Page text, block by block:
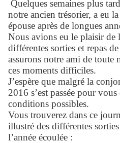
Quelques semaines plus
notre ancien trésorier, a eu
épouse après de longues
Nous avions eu le plaisir de
différentes sorties et repas
assurons notre ami de
ces moments difficiles.
J’espère que malgré la
2016 s’est passée pour
conditions possibles.
Vous trouverez dans ce
illustré des différentes
l’année écoulée :